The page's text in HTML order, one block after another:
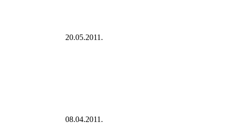
20.05.2011.
08.04.2011.